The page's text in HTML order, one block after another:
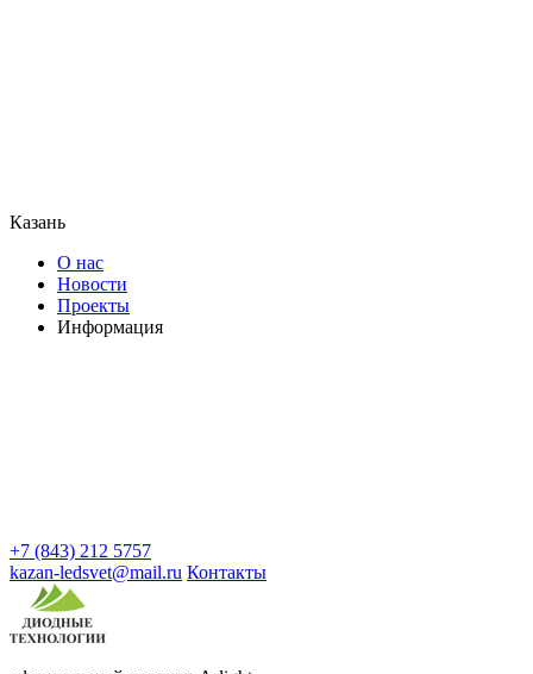
Казань
О нас
Новости
Проекты
Информация
+7 (843) 212 5757
kazan-ledsvet@mail.ru Контакты